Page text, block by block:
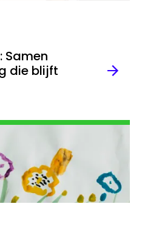
Samen
die blijft